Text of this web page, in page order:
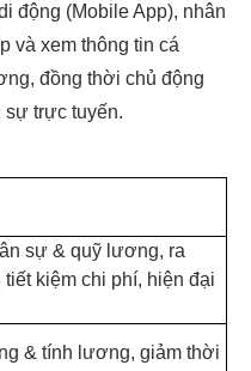
động (Mobile App), nhân
và xem thông tin cá
đồng thời chủ động
sự trực tuyến.
sự & quỹ lương, ra
kiệm chi phí, hiện đại
& tính lương, giảm thời